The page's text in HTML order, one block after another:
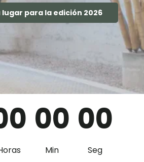
lugar para la edición 2026
0 00
Min
00
Seg